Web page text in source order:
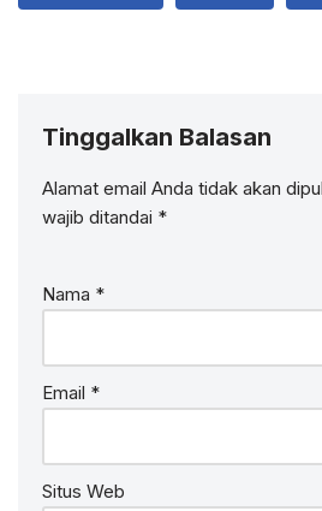
Tinggalkan Balasan
Alamat email Anda tidak akan
wajib ditandai *
Nama *
Email *
Situs Web